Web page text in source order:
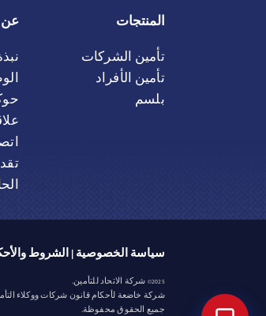
المنتجات
تأمين الشركات
تأمين الأفراد
بلسم
عن
سياسة الخصوصية | الشروط
2025© شركة الاتحاد للتأمين.
شركة خاضعة لأحكام قانون شركات ووكلاء التأمين رقم 6 لسنة 2007 (رقم
جميع الحقوق محفوظة.